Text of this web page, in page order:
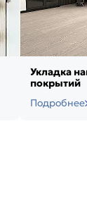
Укладка
покрытий
Подробнее